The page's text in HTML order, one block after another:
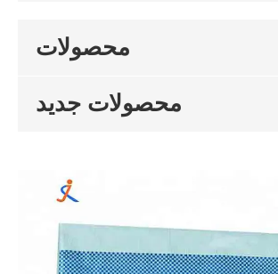
محصولات
محصولات جدید